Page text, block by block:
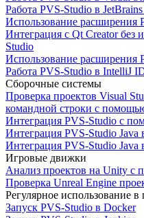
Работа PVS-Studio в
Использование расширения
Интеграция с Qt Creator без
Studio
Использование расширения
Работа PVS-Studio в IntelliJ
Сборочные системы
Проверка проектов Visual
командной строки с
Интеграция PVS-Studio с
Интеграция PVS-Studio
Интеграция PVS-Studio
Игровые движки
Анализ проектов на Unity с
Проверка Unreal Engine
Регулярное использование в
Запуск PVS-Studio в Docker